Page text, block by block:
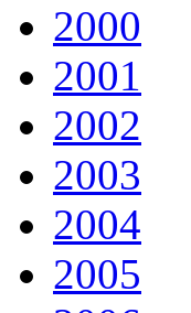
2000
2001
2002
2003
2004
2005